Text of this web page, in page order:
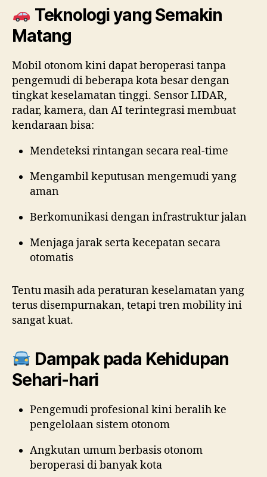
Teknologi yang Semakin
Matang
Mobil otonom kini dapat beroperasi tanpa
pengemudi di beberapa kota besar dengan
tingkat keselamatan tinggi. Sensor LIDAR,
radar, kamera, dan AI terintegrasi membuat
kendaraan bisa:
Mendeteksi rintangan secara real-time
Mengambil keputusan mengemudi yang
aman
Berkomunikasi dengan infrastruktur jalan
Menjaga jarak serta kecepatan secara
otomatis
Tentu masih ada peraturan keselamatan yang
terus disempurnakan, tetapi tren mobility ini
sangat kuat.
Dampak pada Kehidupan
Sehari-hari
Pengemudi profesional kini beralih ke
pengelolaan sistem otonom
Angkutan umum berbasis otonom
beroperasi di banyak kota